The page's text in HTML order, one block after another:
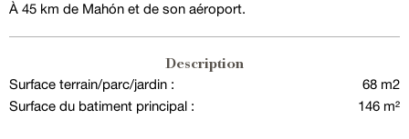
À 45 km de Mahón et de son aéroport.
Description
Surface terrain/parc/jardin :
68 m2
Surface du batiment principal :
146 m²